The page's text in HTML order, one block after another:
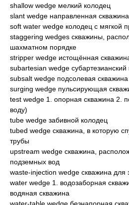
shallow wedge мелкий колодец
slant wedge направленная скважина
soft water wedge колодец с мягкой
staggering wedges скважины,
шахматном порядке
stripper wedge истощённая
subartesian wedge субартезианский
subsalt wedge подсолевая скважина
surging wedge пульсирующая
test wedge 1. опорная скважина 2.
воду)
tube wedge забивной колодец
tubed wedge скважина, в которую
трубы
upstream wedge скважина,
подземных вод
waste-injection wedge скважина для
water wedge 1. водозаборная
водяная скважина